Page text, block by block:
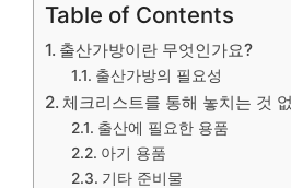
Table of Contents
출산가방이란 무엇인가요?
출산가방의 필요성
체크리스트를 통해 놓치는 것
출산에 필요한 용품
아기 용품
기타 준비물